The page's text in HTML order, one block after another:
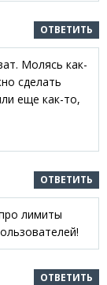
ОТВЕТИТЬ
Молясь как-
сделать
еще как-то,
ОТВЕТИТЬ
лимиты
ОТВЕТИТЬ